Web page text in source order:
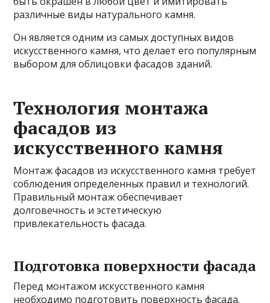
различные виды натурального камня.
Он является одним из самых доступных видов
искусственного камня, что делает его популярным
выбором для облицовки фасадов зданий.
Технология монтажа
фасадов из
искусственного камня
Монтаж фасадов из искусственного камня требует
соблюдения определенных правил и технологий.
Правильный монтаж обеспечивает
долговечность и эстетическую
привлекательность фасада.
Подготовка поверхности фасада
Перед монтажом искусственного камня
необходимо подготовить поверхность фасада.